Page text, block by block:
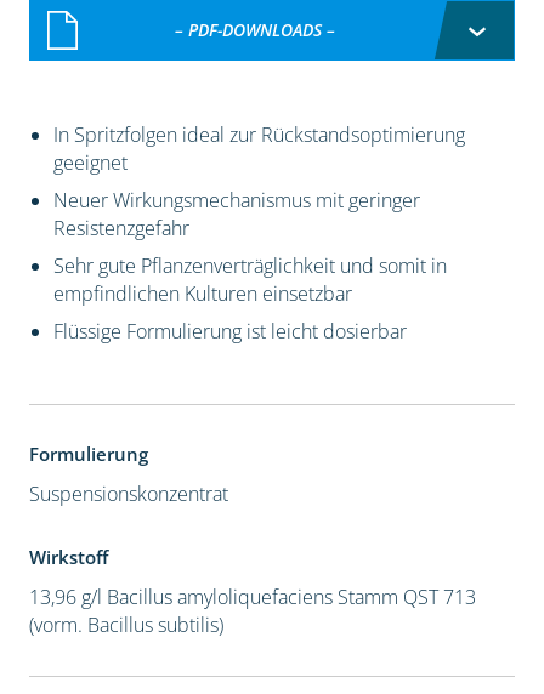
– PDF-DOWNLOADS –
In Spritzfolgen ideal zur Rückstandsoptimierung
geeignet
Neuer Wirkungsmechanismus mit geringer
Resistenzgefahr
Sehr gute Pflanzenverträglichkeit und somit in
empfindlichen Kulturen einsetzbar
Flüssige Formulierung ist leicht dosierbar
Formulierung
Suspensionskonzentrat
Wirkstoff
13,96 g/l Bacillus amyloliquefaciens Stamm QST 713
(vorm. Bacillus subtilis)